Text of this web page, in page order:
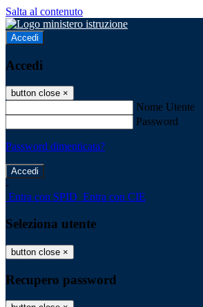
Salta al contenuto
Accedi
Accedi
button close ×
Nome Utente
Password
Password dimenticata?
-
Entra con SPID Entra con CIE
Seleziona utente
button close ×
Recupero password